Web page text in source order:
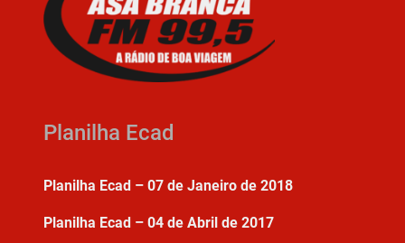
Planilha Ecad
Planilha Ecad – 07 de Janeiro de 2018
Planilha Ecad – 04 de Abril de 2017